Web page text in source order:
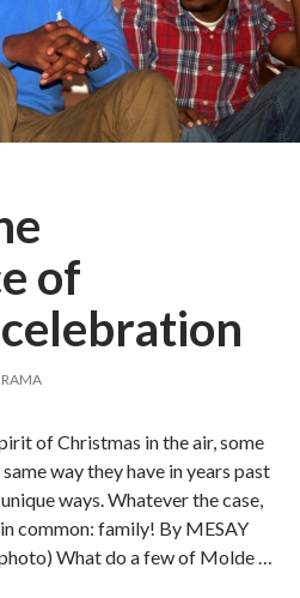
of
of Christmas in the air, some
way they have in years past
ways. Whatever the case,
common: family! By MESAY
What do a few of Molde …